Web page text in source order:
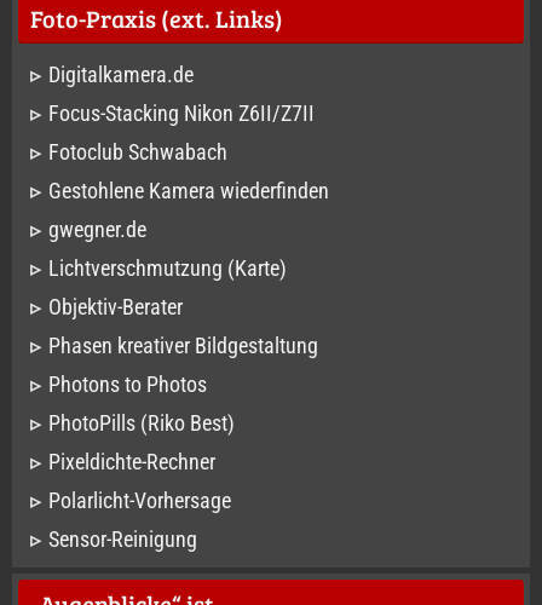
Foto-Praxis (ext. Links)
Digitalkamera.de
Focus-Stacking Nikon Z6II/Z7II
Fotoclub Schwabach
Gestohlene Kamera wiederfinden
gwegner.de
Lichtverschmutzung (Karte)
Objektiv-Berater
Phasen kreativer Bildgestaltung
Photons to Photos
PhotoPills (Riko Best)
Pixeldichte-Rechner
Polarlicht-Vorhersage
Sensor-Reinigung